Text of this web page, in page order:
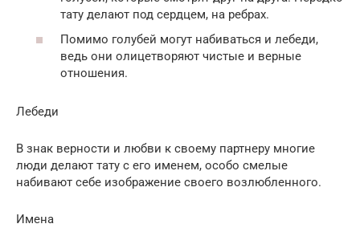
тату делают под сердцем, на ребрах.
Помимо голубей могут набиваться и лебеди,
ведь они олицетворяют чистые и верные
отношения.
Лебеди
В знак верности и любви к своему партнеру многие
люди делают тату с его именем, особо смелые
набивают себе изображение своего возлюбленного.
Имена